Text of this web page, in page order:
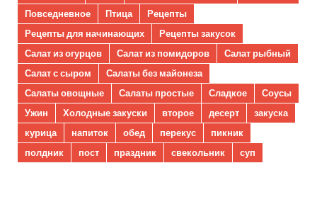
Повседневное
Птица
Рецепты
Рецепты для начинающих
Рецепты закусок
Салат из огурцов
Салат из помидоров
Салат рыбный
Салат с сыром
Салаты без майонеза
Салаты овощные
Салаты простые Сладкое
Соусы
Ужин
Холодные закуски второе десерт
закуска
курица
напиток обед перекус
пикник
полдник
пост праздник свекольник суп